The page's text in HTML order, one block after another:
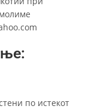
по истекот